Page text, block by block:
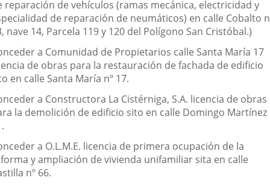
reparación de vehículos (ramas mecánica, electricidad y
de reparación de neumáticos) en calle Cobalto
nave 14, Parcela 119 y 120 del Polígono San Cristóbal.)
a Comunidad de Propietarios calle Santa María 17
de obras para la restauración de fachada de edificio
en calle Santa María nº 17.
a Constructora La Cistérniga, S.A. licencia de obras
la demolición de edificio sito en calle Domingo Martínez
a O.L.M.E. licencia de primera ocupación de la
y ampliación de vivienda unifamiliar sita en calle
nº 66.